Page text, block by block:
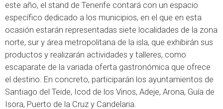
este año, el stand de Tenerife contará con un espacio
específico dedicado a los municipios, en el que en esta
ocasión estarán representadas siete localidades de la zona
norte, sur y área metropolitana de la isla, que exhibirán sus
productos y realizarán actividades y talleres, como
escaparate de la variada oferta gastronómica que ofrece
el destino. En concreto, participarán los ayuntamientos de
Santiago del Teide, Icod de los Vinos, Adeje, Arona, Guía de
Isora, Puerto de la Cruz y Candelaria.